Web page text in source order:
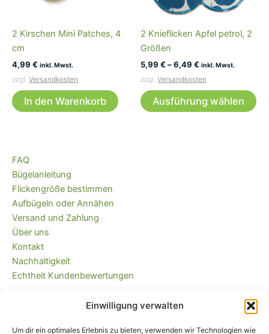
Einwilligung verwalten
Um dir ein optimales Erlebnis zu bieten, verwenden wir Technologien wie
2 Kirschen Mini Patches, 4
cm
4,99 € inkl. Mwst.
zzgl. Versandkosten
In den Warenkorb
2 Knieflicken Apfel petrol, 2
Größen
5,99 € –6,49 € inkl. Mwst.
zzgl. Versandkosten
Ausführung wählen
FAQ
Bügelanleitung
Flickengröße bestimmen
Aufbügeln oder Annähen
Versand und Zahlung
Über uns
Kontakt
Nachhaltigkeit
Echtheit Kundenbewertungen
Kaufvertrag widerrufen
Versandkostenfrei ab 35 EUR (DE) und